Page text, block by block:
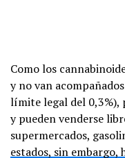
Como los
y no van
límite legal del 0,3%),
y pueden venderse
supermercados,
estados, sin